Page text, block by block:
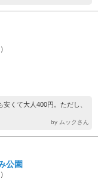
くて大人400円。ただし、
by ムックさん
公園